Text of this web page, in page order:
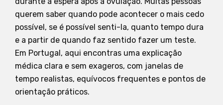
querem saber quando pode acontecer o mais cedo
possível, se é possível senti-la, quanto tempo dura
e a partir de quando faz sentido fazer um teste.
Em Portugal, aqui encontras uma explicação
médica clara e sem exageros, com janelas de
tempo realistas, equívocos frequentes e pontos de
orientação práticos.